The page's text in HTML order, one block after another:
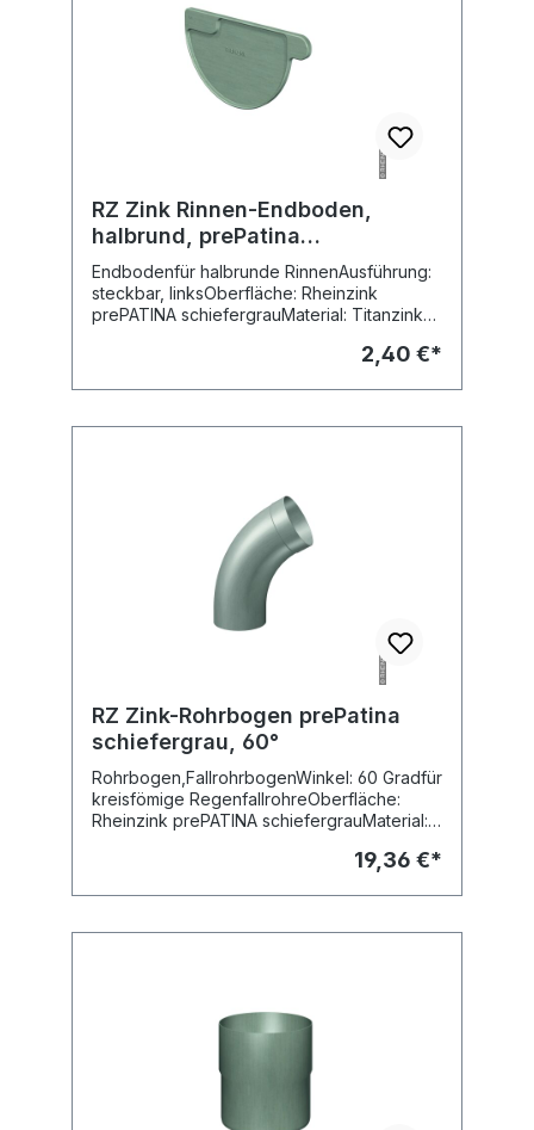
RZ Zink Rinnen-Endboden,
halbrund, prePatina
schiefergrau, links
Endbodenfür halbrunde RinnenAusführung:
steckbar, linksOberfläche: Rheinzink
prePATINA schiefergrauMaterial: Titanzink
2,40 €*
RZ Zink-Rohrbogen prePatina
schiefergrau, 60°
Rohrbogen,FallrohrbogenWinkel: 60 Gradfür
kreisfömige RegenfallrohreOberfläche:
Rheinzink prePATINA schiefergrauMaterial:
19,36 €*